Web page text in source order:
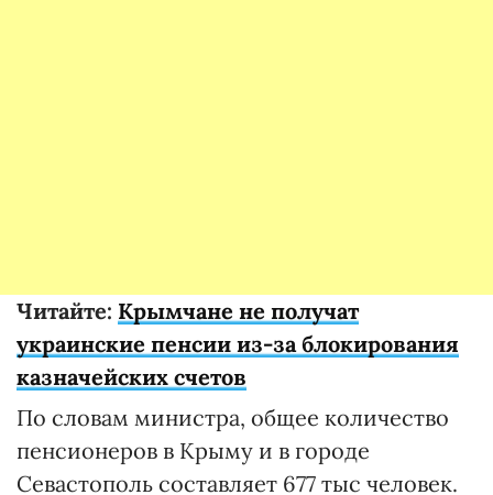
Читайте: Крымчане не получат
украинские пенсии из-за блокирования
казначейских счетов
По словам министра, общее количество
пенсионеров в Крыму и в городе
Севастополь составляет 677 тыс человек.